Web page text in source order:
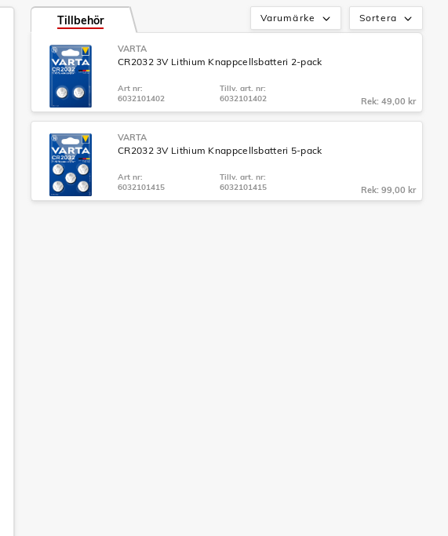
Sortera
Varumärke
Tillbehör
VARTA
CR2032 3V Lithium Knappcellsbatteri 2-pack
Art nr:
6032101402
Tillv. art. nr:
6032101402
Rek: 49,00 kr
VARTA
CR2032 3V Lithium Knappcellsbatteri 5-pack
Art nr:
6032101415
Tillv. art. nr:
6032101415
Rek: 99,00 kr